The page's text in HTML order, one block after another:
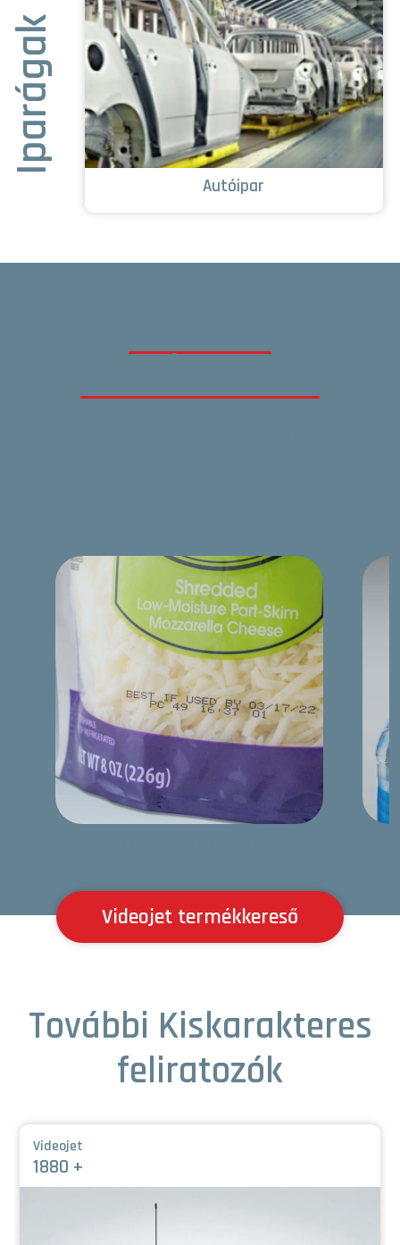
Iparágak
Autóipar
Videojet termékkereső
További Kiskarakteres
feliratozók
Videojet
1880 +